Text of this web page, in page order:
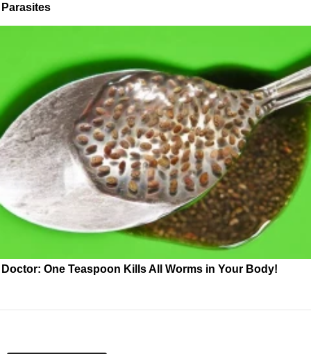
Parasites
Doctor: One Teaspoon Kills All Worms in Your Body!